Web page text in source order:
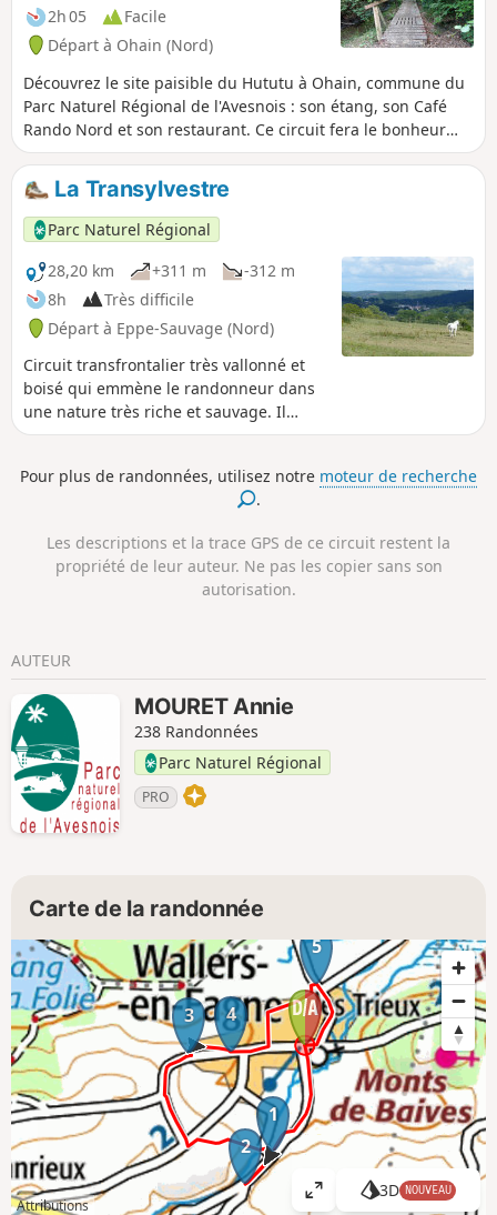
2h 05
Facile
Départ à Ohain (Nord)
Découvrez le site paisible du Hututu à Ohain, commune du
Parc Naturel Régional de l'Avesnois : son étang, son Café
Rando Nord et son restaurant. Ce circuit fera le bonheur
des amoureux de la nature et des arbres !
La Transylvestre
Parc Naturel Régional
28,20 km
+311 m
-312 m
8h
Très difficile
Départ à Eppe-Sauvage (Nord)
Circuit transfrontalier très vallonné et
boisé qui emmène le randonneur dans
une nature très riche et sauvage. Il
s’adresse à des personnes entraînées.
Pour plus de randonnées, utilisez notre moteur de recherche
.
Les descriptions et la trace GPS de ce circuit restent la
propriété de leur auteur. Ne pas les copier sans son
autorisation.
AUTEUR
MOURET Annie
238 Randonnées
Parc Naturel Régional
PRO
Carte de la randonnée
1
2
3 4
5
Attributions
A
3D NOUVEAU